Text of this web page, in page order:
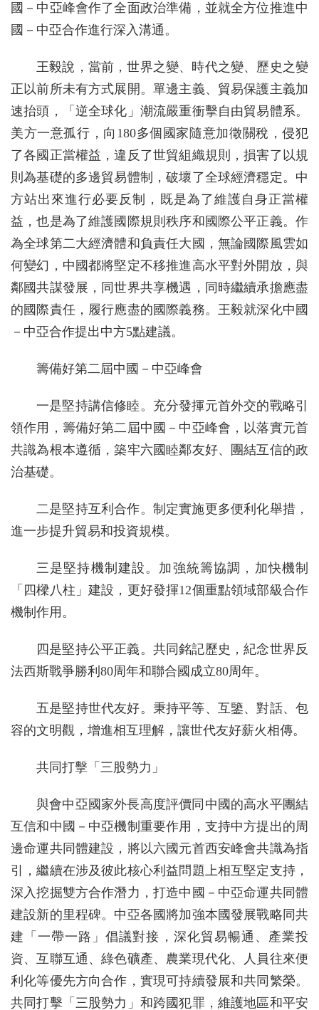
國－中亞峰會作了全面政治準備，並就全方位推進中
國－中亞合作進行深入溝通。
王毅說，當前，世界之變、時代之變、歷史之變
正以前所未有方式展開。單邊主義、貿易保護主義加
速抬頭，「逆全球化」潮流嚴重衝擊自由貿易體系。
美方一意孤行，向180多個國家隨意加徵關稅，侵犯
了各國正當權益，違反了世貿組織規則，損害了以規
則為基礎的多邊貿易體制，破壞了全球經濟穩定。中
方站出來進行必要反制，既是為了維護自身正當權
益，也是為了維護國際規則秩序和國際公平正義。作
為全球第二大經濟體和負責任大國，無論國際風雲如
何變幻，中國都將堅定不移推進高水平對外開放，與
鄰國共謀發展，同世界共享機遇，同時繼續承擔應盡
的國際責任，履行應盡的國際義務。王毅就深化中國
－中亞合作提出中方5點建議。
籌備好第二屆中國－中亞峰會
一是堅持講信修睦。充分發揮元首外交的戰略引
領作用，籌備好第二屆中國－中亞峰會，以落實元首
共識為根本遵循，築牢六國睦鄰友好、團結互信的政
治基礎。
二是堅持互利合作。制定實施更多便利化舉措，
進一步提升貿易和投資規模。
三是堅持機制建設。加強統籌協調，加快機制
「四樑八柱」建設，更好發揮12個重點領域部級合作
機制作用。
四是堅持公平正義。共同銘記歷史，紀念世界反
法西斯戰爭勝利80周年和聯合國成立80周年。
五是堅持世代友好。秉持平等、互鑒、對話、包
容的文明觀，增進相互理解，讓世代友好薪火相傳。
共同打擊「三股勢力」
與會中亞國家外長高度評價同中國的高水平團結
互信和中國－中亞機制重要作用，支持中方提出的周
邊命運共同體建設，將以六國元首西安峰會共識為指
引，繼續在涉及彼此核心利益問題上相互堅定支持，
深入挖掘雙方合作潛力，打造中國－中亞命運共同體
建設新的里程碑。中亞各國將加強本國發展戰略同共
建「一帶一路」倡議對接，深化貿易暢通、產業投
資、互聯互通、綠色礦產、農業現代化、人員往來便
利化等優先方向合作，實現可持續發展和共同繁榮。
共同打擊「三股勢力」和跨國犯罪，維護地區和平安